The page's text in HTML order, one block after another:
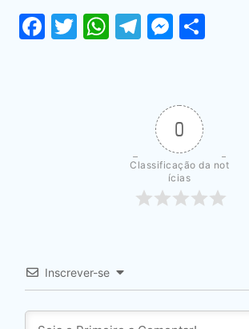
Facebook
Twitter
WhatsApp
Telegram
0
Classificação da not
ícias
Inscrever-se